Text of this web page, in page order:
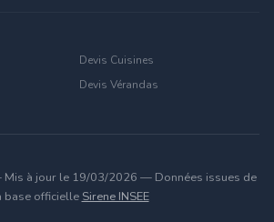
Devis Cuisines
Devis Vérandas
à jour le 19/03/2026 — Données issues de
base officielle Sirene INSEE